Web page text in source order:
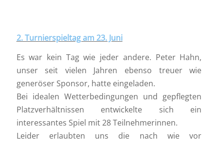
2. Turnierspieltag am 23. Juni
Es war kein Tag wie jeder andere. Peter Hahn,
unser seit vielen Jahren ebenso treuer wie
generöser Sponsor, hatte eingeladen.
Bei idealen Wetterbedingungen und gepflegten
Platzverhältnissen entwickelte sich ein
interessantes Spiel mit 28 Teilnehmerinnen.
Leider erlaubten uns die nach wie vor